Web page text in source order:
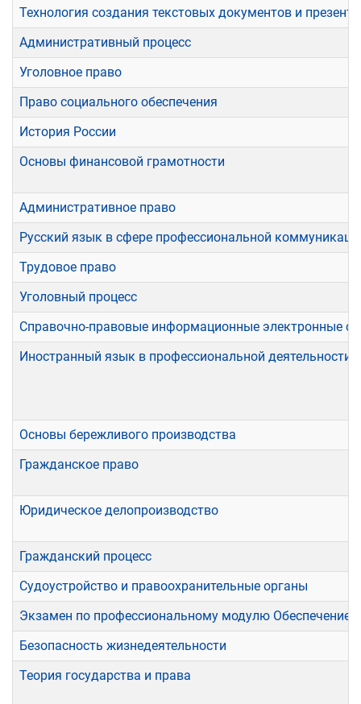
Технология создания текстовых документов и
Административный процесс
Уголовное право
Право социального обеспечения
История России
Основы финансовой грамотности
Административное право
Русский язык в сфере профессиональной
Трудовое право
Уголовный процесс
Справочно-правовые информационные электронные
Иностранный язык в профессиональной деятельности
Основы бережливого производства
Гражданское право
Юридическое делопроизводство
Гражданский процесс
Судоустройство и правоохранительные органы
Экзамен по профессиональному модулю Обеспечение
Безопасность жизнедеятельности
Теория государства и права